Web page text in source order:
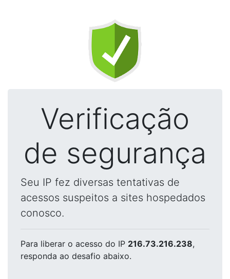
Verificação
de segurança
Seu IP fez diversas tentativas de
acessos suspeitos a sites hospedados
conosco.
Para liberar o acesso do IP 216.73.216.238,
responda ao desafio abaixo.